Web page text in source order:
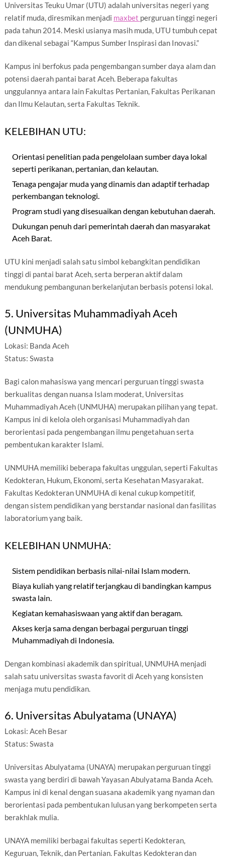
Universitas Teuku Umar (UTU) adalah universitas negeri yang
relatif muda, diresmikan menjadi maxbet perguruan tinggi negeri
pada tahun 2014. Meski usianya masih muda, UTU tumbuh cepat
dan dikenal sebagai “Kampus Sumber Inspirasi dan Inovasi.”
Kampus ini berfokus pada pengembangan sumber daya alam dan
potensi daerah pantai barat Aceh. Beberapa fakultas
unggulannya antara lain Fakultas Pertanian, Fakultas Perikanan
dan Ilmu Kelautan, serta Fakultas Teknik.
KELEBIHAN UTU:
Orientasi penelitian pada pengelolaan sumber daya lokal
seperti perikanan, pertanian, dan kelautan.
Tenaga pengajar muda yang dinamis dan adaptif terhadap
perkembangan teknologi.
Program studi yang disesuaikan dengan kebutuhan daerah.
Dukungan penuh dari pemerintah daerah dan masyarakat
Aceh Barat.
UTU kini menjadi salah satu simbol kebangkitan pendidikan
tinggi di pantai barat Aceh, serta berperan aktif dalam
mendukung pembangunan berkelanjutan berbasis potensi lokal.
5. Universitas Muhammadiyah Aceh
(UNMUHA)
Lokasi: Banda Aceh
Status: Swasta
Bagi calon mahasiswa yang mencari perguruan tinggi swasta
berkualitas dengan nuansa Islam moderat, Universitas
Muhammadiyah Aceh (UNMUHA) merupakan pilihan yang tepat.
Kampus ini di kelola oleh organisasi Muhammadiyah dan
berorientasi pada pengembangan ilmu pengetahuan serta
pembentukan karakter Islami.
UNMUHA memiliki beberapa fakultas unggulan, seperti Fakultas
Kedokteran, Hukum, Ekonomi, serta Kesehatan Masyarakat.
Fakultas Kedokteran UNMUHA di kenal cukup kompetitif,
dengan sistem pendidikan yang berstandar nasional dan fasilitas
laboratorium yang baik.
KELEBIHAN UNMUHA:
Sistem pendidikan berbasis nilai-nilai Islam modern.
Biaya kuliah yang relatif terjangkau di bandingkan kampus
swasta lain.
Kegiatan kemahasiswaan yang aktif dan beragam.
Akses kerja sama dengan berbagai perguruan tinggi
Muhammadiyah di Indonesia.
Dengan kombinasi akademik dan spiritual, UNMUHA menjadi
salah satu universitas swasta favorit di Aceh yang konsisten
menjaga mutu pendidikan.
6. Universitas Abulyatama (UNAYA)
Lokasi: Aceh Besar
Status: Swasta
Universitas Abulyatama (UNAYA) merupakan perguruan tinggi
swasta yang berdiri di bawah Yayasan Abulyatama Banda Aceh.
Kampus ini di kenal dengan suasana akademik yang nyaman dan
berorientasi pada pembentukan lulusan yang berkompeten serta
berakhlak mulia.
UNAYA memiliki berbagai fakultas seperti Kedokteran,
Keguruan, Teknik, dan Pertanian. Fakultas Kedokteran dan